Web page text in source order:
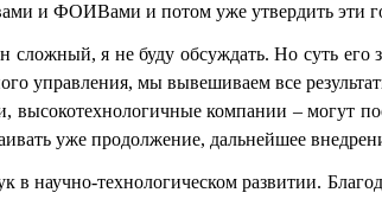
и ФОИВами и потом уже утвердить эти
я не буду обсуждать. Но суть его
управления, мы вывешиваем все
высокотехнологичные компании – могут
уже продолжение, дальнейшее
в научно-технологическом развитии.